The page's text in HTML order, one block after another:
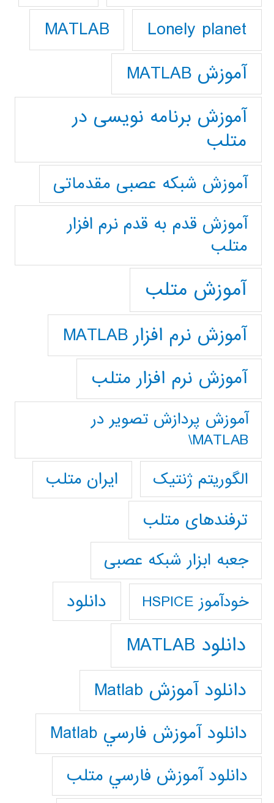
Lonely planet
MATLAB
آموزش MATLAB
آموزش برنامه نویسی در
متلب
آموزش شبکه عصبی مقدماتی
آموزش قدم به قدم نرم افزار
متلب
آموزش متلب
آموزش نرم افزار MATLAB
آموزش نرم افزار متلب
آموزش پردازش تصوير در
MATLAB\
الگوریتم ژنتیک
ایران متلب
ترفندهای متلب
جعبه ابزار شبکه عصبی
خودآموز HSPICE دانلود
دانلود MATLAB
دانلود آموزش Matlab
دانلود آموزش فارسي Matlab
دانلود آموزش فارسي متلب